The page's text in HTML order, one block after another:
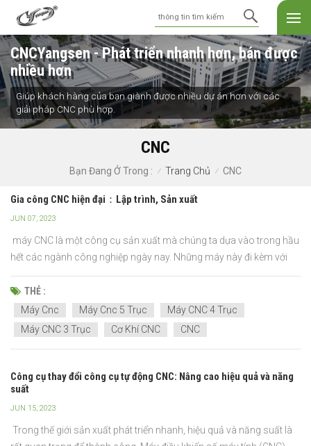
CNCYangsen - Phát triển nhanh hơn, bán được
nhiều hơn
Giúp khách hàng của bạn giành được nhiều dự án hơn với các
giải pháp CNC phù hợp.
CNC
Bạn Đang Ở Trong : / Trang Chủ / CNC
Gia công CNC hiện đại：Lập trình, Sản xuất
JUN 07, 2023
máy CNC là một công cụ sản xuất mà chúng ta dựa vào trong hầu
hết các ngành công nghiệp ngày nay. Những máy này đi kèm với
một loạt công cụ có thể được đúc sẵn, bán dưới dạng gói và được
sử dụng như một công cụ sản xuất chính xác.Gia công CNC được
sử dụng phổ biến nhất cho vật liệu kim loại v...
THẺ :
Máy Cnc
Máy Cnc 5 Trục
Máy CNC 4 Trục
Máy CNC 3 Trục
Cơ Khí CNC CNC
Công cụ thay đổi công cụ tự động CNC: Nâng cao hiệu quả và năng
suất
JUN 15, 2023
Trong thế giới sản xuất phát triển nhanh, hiệu quả và năng suất là